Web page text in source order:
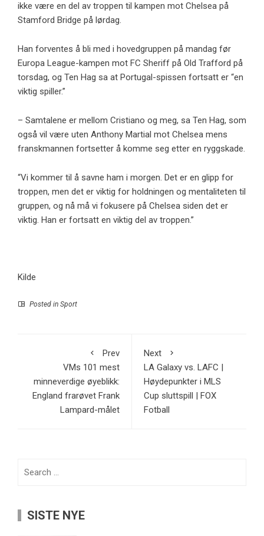
ikke være en del av troppen til kampen mot Chelsea på
Stamford Bridge på lørdag.
Han forventes å bli med i hovedgruppen på mandag før
Europa League-kampen mot FC Sheriff på Old Trafford på
torsdag, og Ten Hag sa at Portugal-spissen fortsatt er “en
viktig spiller.”
– Samtalene er mellom Cristiano og meg, sa Ten Hag, som
også vil være uten Anthony Martial mot Chelsea mens
franskmannen fortsetter å komme seg etter en ryggskade.
“Vi kommer til å savne ham i morgen. Det er en glipp for
troppen, men det er viktig for holdningen og mentaliteten til
gruppen, og nå må vi fokusere på Chelsea siden det er
viktig. Han er fortsatt en viktig del av troppen.”
Kilde
Posted in Sport
Prev
VMs 101 mest
minneverdige øyeblikk:
England frarøvet Frank
Lampard-målet
Next
LA Galaxy vs. LAFC |
Høydepunkter i MLS
Cup sluttspill | FOX
Fotball
SISTE NYE